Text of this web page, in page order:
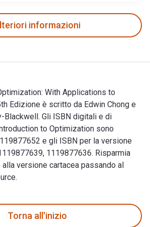
informazioni
With Applications to
Edizione è scritto da Edwin Chong e
Blackwell. Gli ISBN digitali e di
to Optimization sono
e gli ISBN per la versione
1119877636. Risparmia
versione cartacea passando al
Torna all'inizio